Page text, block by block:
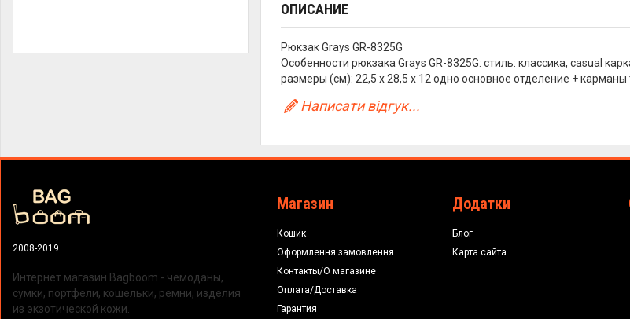
ОПИСАНИЕ
Рюкзак Grays GR-8325G
Особенности рюкзака Grays GR-8325G: cтиль: классика, casual
размеры (см): 22,5 х 28,5 х 12 одно основное отделение + карманы
Написати відгук...
2008-2019
Интернет магазин Bagboom - чемоданы,
сумки, портфели, кошельки, ремни, изделия
из экзотической кожи.
Магазин
Кошик
Оформлення замовлення
Контакты/О магазине
Оплата/Доставка
Гарантия
Додатки
Блог
Карта сайта